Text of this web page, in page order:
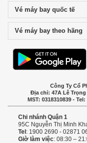
Vé máy bay quốc tế
Vé máy bay theo hãng
Công Ty Cổ
Địa chỉ: 47A Lê Trọng
MST: 0318310839 - Tel:
Chi nhánh Quận 1
95C Nguyễn Thị Minh
Tel : 1900 2690 - 02871
Giờ làm việc: 08:30 –